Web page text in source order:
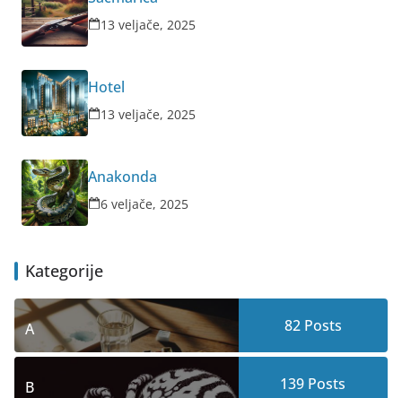
13 veljače, 2025
Hotel
13 veljače, 2025
Anakonda
6 veljače, 2025
Kategorije
A 82Posts
B 139 Posts